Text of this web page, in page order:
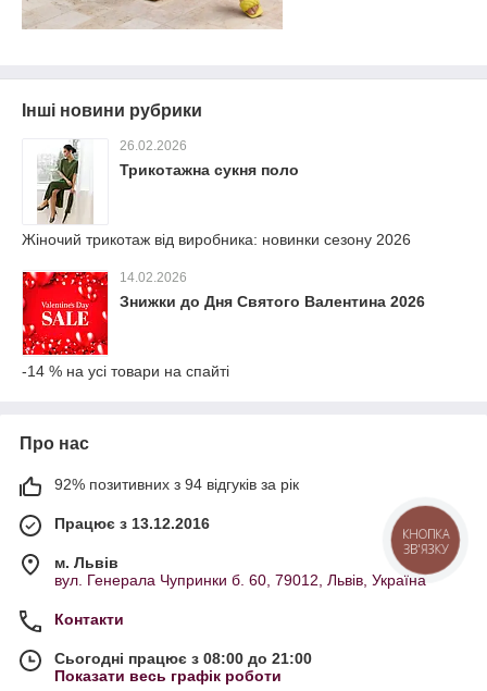
Інші новини рубрики
26.02.2026
Трикотажна сукня поло
Жіночий трикотаж від виробника: новинки сезону 2026
14.02.2026
Знижки до Дня Святого Валентина 2026
-14 % на усі товари на спайті
Про нас
92% позитивних з 94 відгуків за рік
Працює з 13.12.2016
м. Львів
вул. Генерала Чупринки б. 60, 79012, Львів, Україна
Контакти
Сьогодні працює з 08:00 до 21:00
Показати весь графік роботи
КНОПКА
ЗВ'ЯЗКУ